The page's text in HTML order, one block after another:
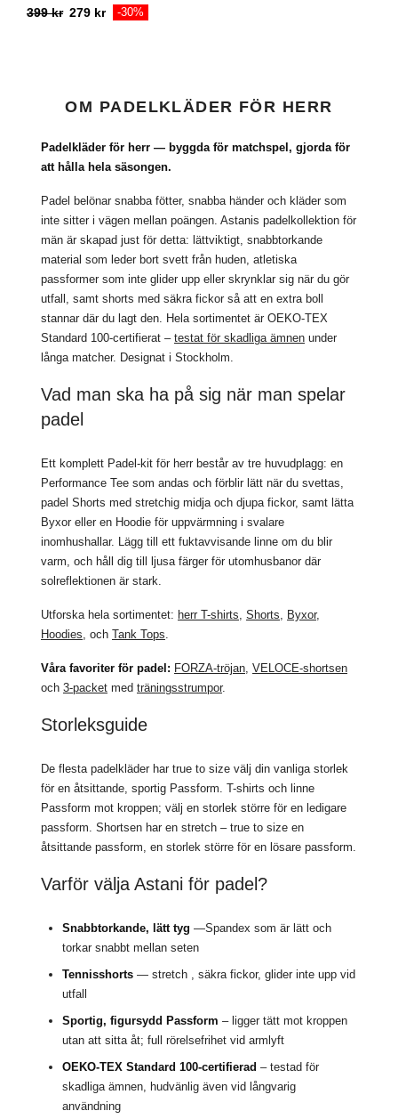
399kr 279 kr -30%
OM PADELKLÄDER FÖR HERR
Padelkläder för herr — byggda för matchspel, gjorda för
att hålla hela säsongen.
Padel belönar snabba fötter, snabba händer och kläder som
inte sitter i vägen mellan poängen. Astanis padelkollektion för
män är skapad just för detta: lättviktigt, snabbtorkande
material som leder bort svett från huden, atletiska
passformer som inte glider upp eller skrynklar sig när du gör
utfall, samt shorts med säkra fickor så att en extra boll
stannar där du lagt den. Hela sortimentet är OEKO-TEX
Standard 100-certifierat – testat för skadliga ämnen under
långa matcher. Designat i Stockholm.
Vad man ska ha på sig när man spelar
padel
Ett komplett Padel-kit för herr består av tre huvudplagg: en
Performance Tee som andas och förblir lätt när du svettas,
padel Shorts med stretchig midja och djupa fickor, samt lätta
Byxor eller en Hoodie för uppvärmning i svalare
inomhushallar. Lägg till ett fuktavvisande linne om du blir
varm, och håll dig till ljusa färger för utomhusbanor där
solreflektionen är stark.
Utforska hela sortimentet: herr T-shirts, Shorts, Byxor,
Hoodies, och Tank Tops.
Våra favoriter för padel: FORZA-tröjan, VELOCE-shortsen
och 3-packet med träningsstrumpor.
Storleksguide
De flesta padelkläder har true to size välj din vanliga storlek
för en åtsittande, sportig Passform. T-shirts och linne
Passform mot kroppen; välj en storlek större för en ledigare
passform. Shortsen har en stretch – true to size en
åtsittande passform, en storlek större för en lösare passform.
Varför välja Astani för padel?
Snabbtorkande, lätt tyg —Spandex som är lätt och
torkar snabbt mellan seten
Tennisshorts — stretch , säkra fickor, glider inte upp vid
utfall
Sportig, figursydd Passform – ligger tätt mot kroppen
utan att sitta åt; full rörelsefrihet vid armlyft
OEKO-TEX Standard 100-certifierad – testad för
skadliga ämnen, hudvänlig även vid långvarig
användning